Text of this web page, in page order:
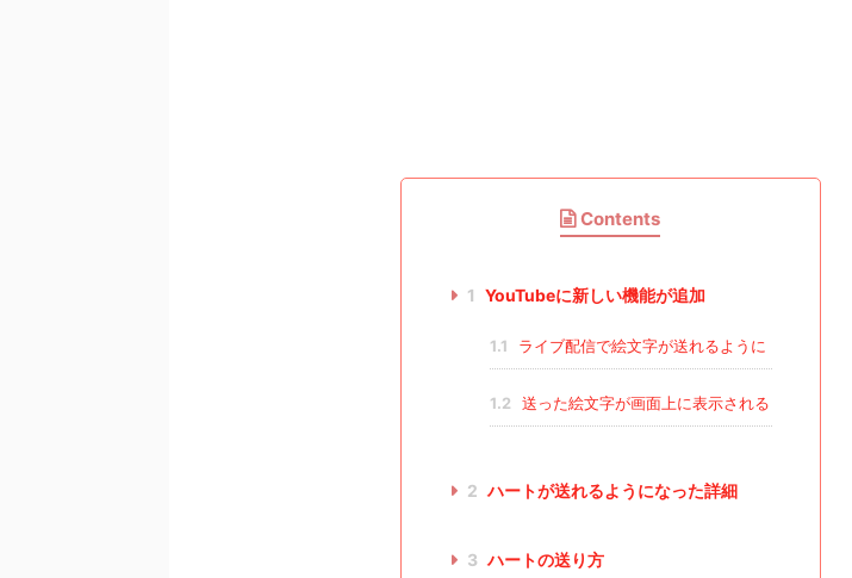
Contents
1 YouTubeに新しい機能が追加
1.1 ライブ配信で絵文字が送れるように
1.2 送った絵文字が画面上に表示される
2 ハートが送れるようになった詳細
3 ハートの送り方